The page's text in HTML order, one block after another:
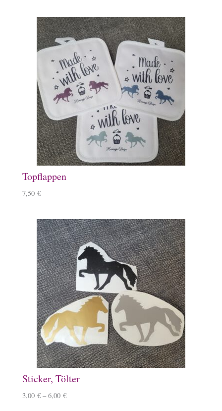
Topflappen
7,50 €
Sticker, Tölter
3,00 € –6,00 €